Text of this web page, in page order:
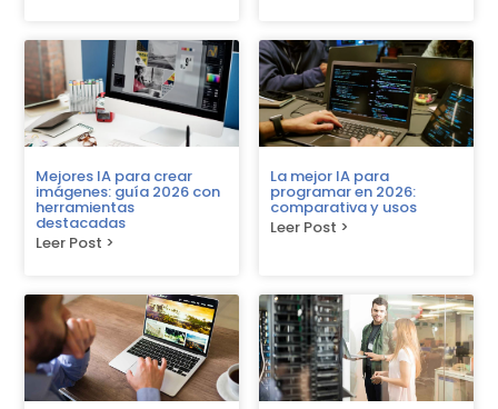
Mejores IA para crear
imágenes: guía 2026 con
herramientas
destacadas
Leer Post >
La mejor IA para
programar en 2026:
comparativa y usos
Leer Post >